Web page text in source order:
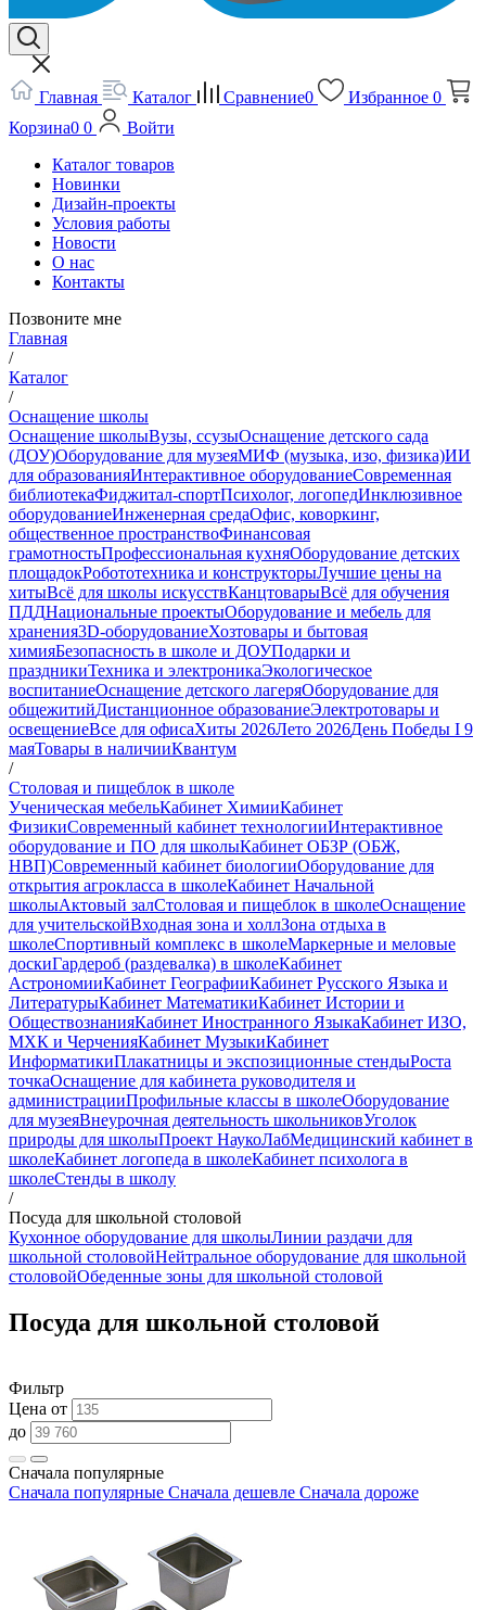
Главная Каталог Сравнение0 Избранное 0
Корзина0 0
Войти
Каталог товаров
Новинки
Дизайн-проекты
Условия работы
Новости
О нас
Контакты
Позвоните мне
Главная
/
Каталог
/
Оснащение школы
Оснащение школыВузы, ссузыОснащение детского сада
(ДОУ)Оборудование для музеяМИФ (музыка, изо, физика)ИИ
для образованияИнтерактивное оборудованиеСовременная
библиотекаФиджитал-спортПсихолог, логопедИнклюзивное
оборудованиеИнженерная средаОфис, коворкинг,
общественное пространствоФинансовая
грамотностьПрофессиональная кухняОборудование детских
площадокРобототехника и конструкторыЛучшие цены на
хитыВсё для школы искусствКанцтоварыВсё для обучения
ПДДНациональные проектыОборудование и мебель для
хранения3D-оборудованиеХозтовары и бытовая
химияБезопасность в школе и ДОУПодарки и
праздникиТехника и электроникаЭкологическое
воспитаниеОснащение детского лагеряОборудование для
общежитийДистанционное образованиеЭлектротовары и
освещениеВсе для офисаХиты 2026Лето 2026День Победы I 9
маяТовары в наличииКвантум
/
Столовая и пищеблок в школе
Ученическая мебельКабинет ХимииКабинет
ФизикиСовременный кабинет технологииИнтерактивное
оборудование и ПО для школыКабинет ОБЗР (ОБЖ,
НВП)Современный кабинет биологииОборудование для
открытия агрокласса в школеКабинет Начальной
школыАктовый залСтоловая и пищеблок в школеОснащение
для учительскойВходная зона и холлЗона отдыха в
школеСпортивный комплекс в школеМаркерные и меловые
доскиГардероб (раздевалка) в школеКабинет
АстрономииКабинет ГеографииКабинет Русского Языка и
ЛитературыКабинет МатематикиКабинет Истории и
ОбществознанияКабинет Иностранного ЯзыкаКабинет ИЗО,
МХК и ЧерченияКабинет МузыкиКабинет
ИнформатикиПлакатницы и экспозиционные стендыРоста
точкаОснащение для кабинета руководителя и
администрацииПрофильные классы в школеОборудование
для музеяВнеурочная деятельность школьниковУголок
природы для школыПроект НаукоЛабМедицинский кабинет в
школеКабинет логопеда в школеКабинет психолога в
школеСтенды в школу
/
Посуда для школьной столовой
Кухонное оборудование для школыЛинии раздачи для
школьной столовойНейтральное оборудование для школьной
столовойОбеденные зоны для школьной столовой
Посуда для школьной столовой
Фильтр
Цена от
до
Сначала популярные
Сначала популярные Сначала дешевле Сначала дороже